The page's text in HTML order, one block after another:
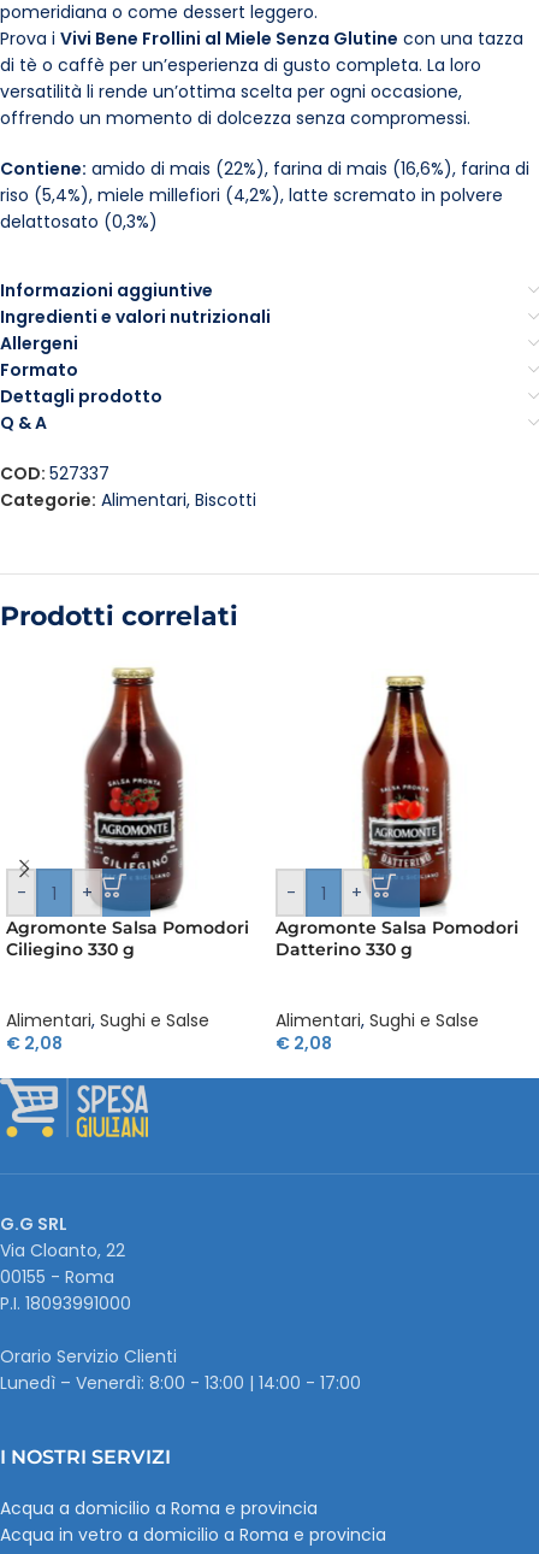
pomeridiana o come dessert leggero.
Prova i Vivi Bene Frollini al Miele Senza Glutine con una tazza
di tè o caffè per un’esperienza di gusto completa. La loro
versatilità li rende un’ottima scelta per ogni occasione,
offrendo un momento di dolcezza senza compromessi.
Contiene: amido di mais (22%), farina di mais (16,6%), farina di
riso (5,4%), miele millefiori (4,2%), latte scremato in polvere
delattosato (0,3%)
Informazioni aggiuntive
Ingredienti e valori nutrizionali
Allergeni
Formato
Dettagli prodotto
Q & A
COD: 527337
Categorie: Alimentari, Biscotti
Prodotti correlati
- +
Agromonte Salsa Pomodori
Ciliegino 330 g
Alimentari, Sughi e Salse
€ 2,08
- +
Agromonte Salsa Pomodori
Datterino 330 g
Alimentari, Sughi e Salse
€ 2,08
G.G SRL
Via Cloanto, 22
00155 - Roma
P.I. ‭18093991000
Orario Servizio Clienti
Lunedì – Venerdì: 8:00 - 13:00 | 14:00 - 17:00
I NOSTRI SERVIZI
Acqua a domicilio a Roma e provincia
Acqua in vetro a domicilio a Roma e provincia